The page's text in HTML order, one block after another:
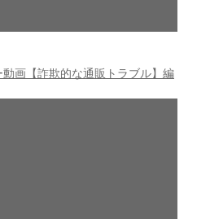
画【詐欺的な通販トラブル】編